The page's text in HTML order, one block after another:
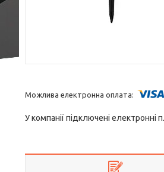
У компанії підключені